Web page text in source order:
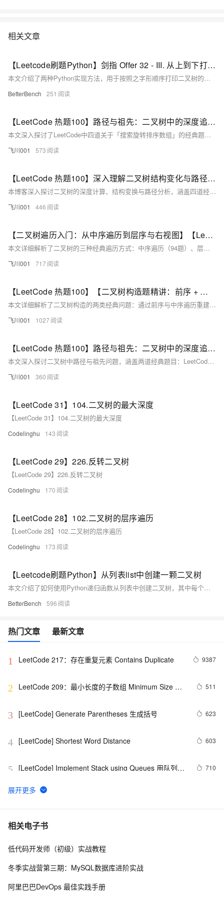
相关文章
【Leetcode刷题Python】剑指 Offer 32 - III. 从上到下打印二叉树 III
本文介绍了两种Python实现方法，用于按照之字形顺序打印二叉树的层次遍历结果，实现了在奇数层正序、偶数层反序打印节点的功能。
BetterBench 251
【LeetCode 热题100】路径与祖先：二叉树中的深度追踪技巧（力扣33 / 81/ 153/154）（Go语言版）
本文深入探讨了LeetCode中四道关于「搜索旋转排序数组」的经典题目，涵盖了无重复和有重复元素的情况。通过二分查找的变形应用，文章详细解析了每道题的解题思路和Go语言实现代码。关键点包括判断有序区间、处理重复元素以及如何缩小搜索范围。文章还总结了各题的异同，并推荐了类似题目，帮助读者全面掌握二分查找在旋转数组中的应用。无论是初学者还是有经验的开发者，都能从中获得实用的解题技巧和代码实现方法。
飞川001 573
【LeetCode 热题100】深入理解二叉树结构变化与路径特性（力扣104 / 226 / 114 / 543）（Go语言版）
本博客深入探讨二叉树的深度计算、结构变换与路径分析，涵盖四道经典题目：104（最大深度）、226（翻转二叉树）、114（展开为链表）和543（二叉树直径）。通过递归与遍历策略（前序、后序等），解析每题的核心思路与实现方法。结合代码示例（Go语言），帮助读者掌握二叉树相关算法的精髓。下一讲将聚焦二叉树构造问题，欢迎持续关注！
飞川001 446
【二叉树遍历入门：从中序遍历到层序与右视图】【LeetCode 热题100】94:二叉树的中序遍历、102:二叉树的层序遍历、199:二叉树的右视图（详细解析）（Go语言版）
本文详细解析了二叉树的三种经典遍历方式：中序遍历（94题）、层序遍历（102题）和右视图（199题）。通过递归与迭代实现中序遍历，深入理解深度优先搜索（DFS）；借助队列完成层序遍历和右视图，掌握广度优先搜索（BFS）。文章对比DFS与BFS的思维方式，总结不同遍历的应用场景，为后续构造树结构奠定基础。
飞川001 717
【LeetCode 热题100】【二叉树构造题精讲：前序 + 中序建树 & 有序数组构造 BST】（详细解析）（Go语言版）
本文详细解析了二叉树构造的两类经典问题：通过前序与中序遍历重建二叉树（LeetCode 105），以及将有序数组转化为平衡二叉搜索树（BST，LeetCode 108）。文章从核心思路、递归解法到实现细节逐一拆解，强调通过索引控制子树范围以优化性能，并对比两题的不同构造逻辑。最后总结通用构造套路，提供进阶思考方向，帮助彻底掌握二叉树构造类题目。
飞川001 1027
【LeetCode 热题100】路径与祖先：二叉树中的深度追踪技巧（力扣437 / 236 ）（Go语言版）
本文深入探讨二叉树中路径与祖先问题，涵盖两道经典题目：LeetCode 437（路径总和 III）和236（最近公共祖先）。对于路径总和 III，文章分析了双递归暴力解法与前缀和优化方法，后者通过哈希表记录路径和，将时间复杂度从O(n²)降至O(n)。在最近公共祖先问题中，采用后序遍历递归查找，利用“自底向上”的思路确定最近公共祖先节点。文中详细解析代码实现与核心要点，帮助读者掌握深度追踪技巧，理解树结构中路径与节点关系的本质。这类问题在面试中高频出现，掌握其解法意义重大。
飞川001 360
【LeetCode 31】104.二叉树的最大深度
【LeetCode 31】104.二叉树的最大深度
Codelinghu 143
【LeetCode 29】226.反转二叉树
【LeetCode 29】226.反转二叉树
Codelinghu 170
【LeetCode 28】102.二叉树的层序遍历
【LeetCode 28】102.二叉树的层序遍历
Codelinghu 173
【Leetcode刷题Python】从列表list中创建一颗二叉树
本文介绍了如何使用Python递归函数从列表中创建二叉树，其中每个节点的左右子节点索引分别是当前节点索引的2倍加1和2倍加2。
BetterBench 596
热门文章 最新文章
1 LeetCode 217：存在重复元素	Contains Duplicate 9387
2
LeetCode 209：最小长度的子数组 Minimum Size
511
3 [LeetCode] Generate Parentheses 生成括号 623
4 [LeetCode] Shortest Word Distance 603
5 [LeetCode] Implement Stack using Queues 用队列来
710
6 [LeetCode] Minimum Depth of Binary Tree
7 经典Leetcode算法题分享(字符串)
8 [LeetCode] Nim Game
相关电子书
低代码开发师（初级）实战教程
冬季实战营第三期：MySQL数据库进阶实战
阿里巴巴DevOps 最佳实践手册